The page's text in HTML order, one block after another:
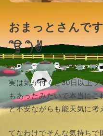
おまっとさんで
՞ਊ ՞)✌
実は気が付くと30日以上
もあったみたいで本当に
と不安ながらも能天気に考
てなわけでそんな気持ち